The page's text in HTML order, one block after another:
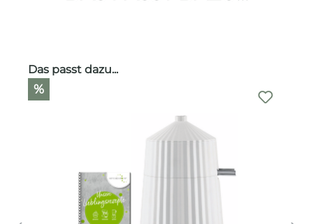
Produktgalerie überspringen
Das passt dazu...
%